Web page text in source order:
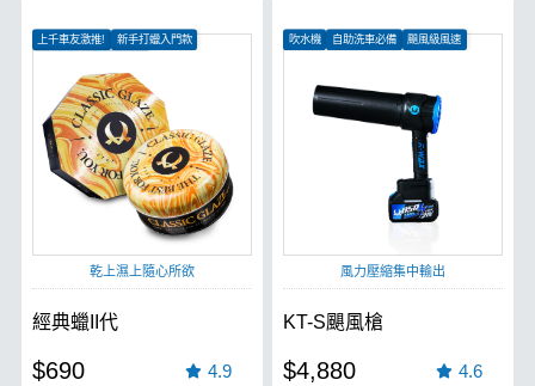
上千車友激推!
新手打蠟入門款
乾上濕上隨心所欲
經典蠟II代
$690 4.9
吹水機 自助洗車必備 颶風級風速
風力壓縮集中輸出
KT-S颶風槍
$4,880 4.6